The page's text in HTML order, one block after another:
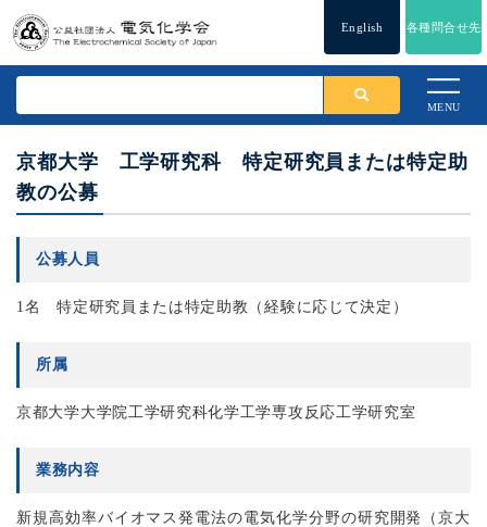
English 各種問合せ先
MENU
京都大学 工学研究科 特定研究員または特定助
教の公募
公募人員
1名 特定研究員または特定助教（経験に応じて決定）
所属
京都大学大学院工学研究科化学工学専攻反応工学研究室
業務内容
新規高効率バイオマス発電法の電気化学分野の研究開発（京大